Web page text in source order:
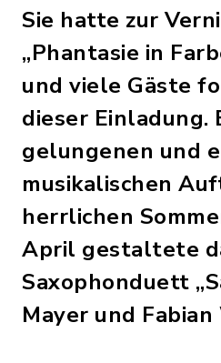
Sie hatte zur
„Phantasie in
und viele Gäste
dieser Einladung.
gelungenen und
musikalischen
herrlichen
April gestaltete
Saxophonduett
Mayer und